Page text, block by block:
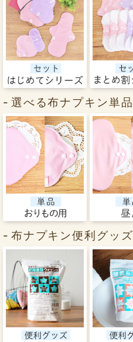
選べる布ナプキン単品
布ナプキン便利グッズ